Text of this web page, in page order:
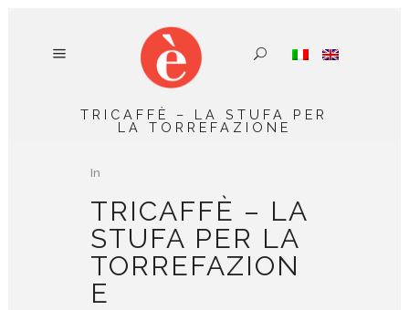
TRICAFFÈ – LA STUFA PER
LA TORREFAZIONE
In
TRICAFFÈ – LA
STUFA PER LA
TORREFAZION
E